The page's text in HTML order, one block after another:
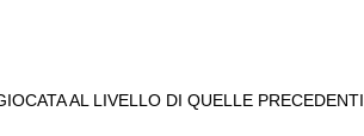
AL LIVELLO DI QUELLE PRECEDENTI.